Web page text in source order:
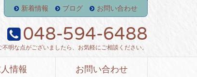
新着情報 ブログ お問い合わせ
048-594-6488
不明な点がございましたら、お気軽にご相談ください。
情報 お問い合わせ